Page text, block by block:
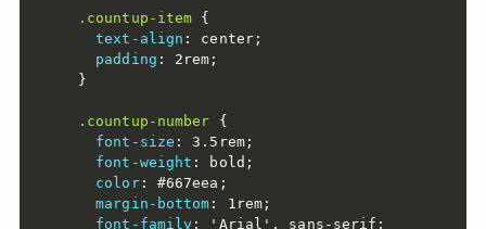
.countup-item {
text-align : center;
padding : 2rem ;
}
.countup-number
{
font-size : 3.5rem;
font-weight : bold ;
color: #667eea ;
margin-bottom : 1rem ;
font-family : 'Arial' , sans-serif ;